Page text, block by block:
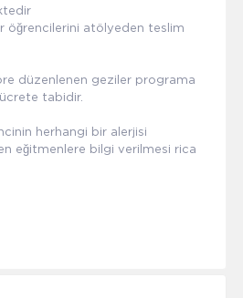
öğrencilerini atölyeden teslim
düzenlenen geziler programa
tabidir.
herhangi bir alerjisi
eğitmenlere bilgi verilmesi rica